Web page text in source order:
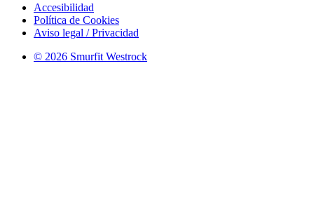
Accesibilidad
Política de Cookies
Aviso legal / Privacidad
© 2026 Smurfit Westrock